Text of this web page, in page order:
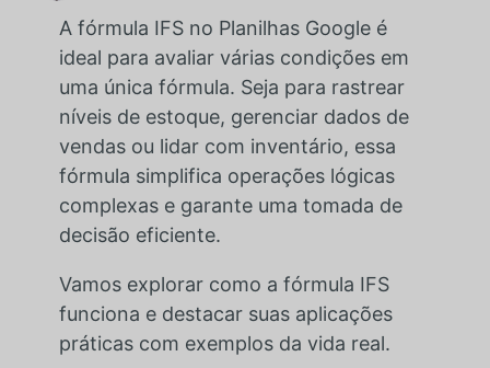
A fórmula IFS no Planilhas Google é
ideal para avaliar várias condições em
uma única fórmula. Seja para rastrear
níveis de estoque, gerenciar dados de
vendas ou lidar com inventário, essa
fórmula simplifica operações lógicas
complexas e garante uma tomada de
decisão eficiente.
Vamos explorar como a fórmula IFS
funciona e destacar suas aplicações
práticas com exemplos da vida real.